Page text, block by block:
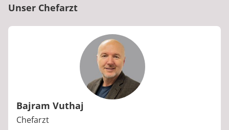
Unser Chefarzt
Bajram Vuthaj
Berufstitel:
Chefarzt